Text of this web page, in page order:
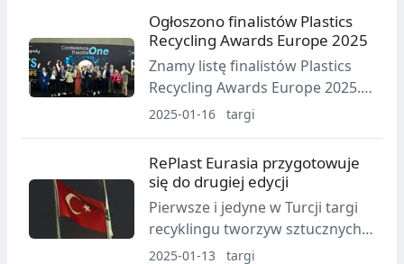
EcoVadis po kompleksowym
przeglądzie strategii łańcucha
dostaw zarówno na poziomie
lokalnym, jak i korporacyjnym.
Ogłoszono finalistów Plastics
Recycling Awards Europe 2025
Znamy listę finalistów Plastics
Recycling Awards Europe 2025.
Zwycięzcy zostaną ogłoszeni
2025-01-16 targi
RePlast Eurasia przygotowuje
się do drugiej edycji
Pierwsze i jedyne w Turcji targi
recyklingu tworzyw sztucznych
przygotowują się do drugiej
2025-01-13 targi